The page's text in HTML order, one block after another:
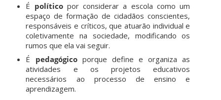
É políticopor considerar a escola como um
espaço de formação de cidadãos conscientes,
responsáveis e críticos, que atuarão individual e
coletivamente na sociedade, modificando os
rumos que ela vai seguir.
É pedagógicoporque define e organiza as
atividades e os projetos educativos
necessários ao processo de ensino e
aprendizagem.